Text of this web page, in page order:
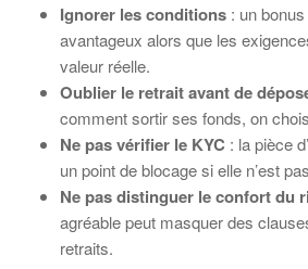
Ignorer les conditions : un
avantageux alors que les
valeur réelle.
Oublier le retrait avant de
comment sortir ses fonds, on
Ne pas vérifier le KYC : la pièce
un point de blocage si elle n’est
Ne pas distinguer le confort du
agréable peut masquer des
retraits.